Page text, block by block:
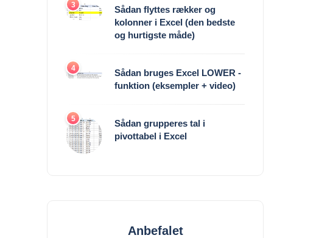
3
Sådan flyttes rækker og
kolonner i Excel (den bedste
og hurtigste måde)
4
Sådan bruges Excel LOWER -
funktion (eksempler + video)
5
Sådan grupperes tal i
pivottabel i Excel
Anbefalet